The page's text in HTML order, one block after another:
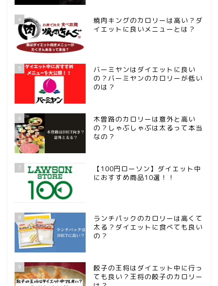
4
焼肉キングのカロリーは高い？ダ
イエットに良いメニューとは？
5
バーミヤンはダイエットに良い
の？バーミヤンのカロリーが低い
のは？
6
木曽路のカロリーは意外と高い
の？しゃぶしゃぶは太るって本当
なの？
7
【100円ローソン】ダイエット中
におすすめ商品10選！！
8
ランチパックのカロリーは高くて
太る？ダイエットに食べても良い
の？
9
餃子の王将はダイエット中に行っ
ても良い？王将の餃子のカロリー
サンプルページ